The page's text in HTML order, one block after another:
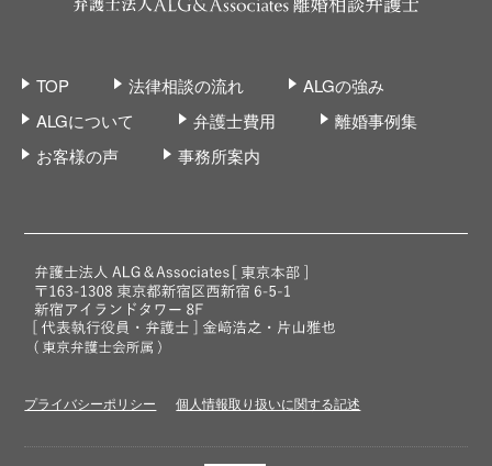
TOP 法律相談の流れ
ALGの強み
ALGについて
弁護士費用
離婚事例集
お客様の声
事務所案内
プライバシーポリシー 個人情報取り扱いに関する記述